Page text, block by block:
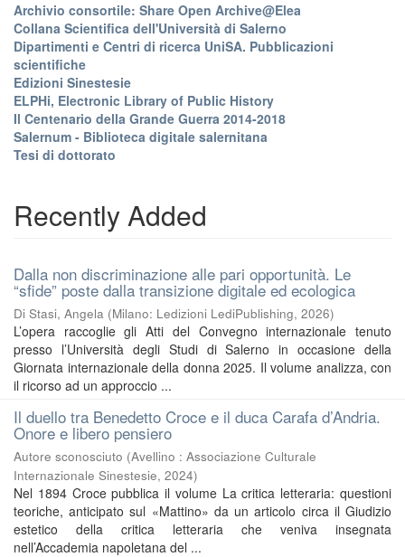
Archivio consortile: Share Open Archive@Elea
Collana Scientifica dell'Università di Salerno
Dipartimenti e Centri di ricerca UniSA. Pubblicazioni
scientifiche
Edizioni Sinestesie
ELPHi, Electronic Library of Public History
Il Centenario della Grande Guerra 2014-2018
Salernum - Biblioteca digitale salernitana
Tesi di dottorato
Recently Added
Dalla non discriminazione alle pari opportunità. Le
“sfide” poste dalla transizione digitale ed ecologica
Di Stasi, Angela (Milano: Ledizioni LediPublishing, 2026)
L’opera raccoglie gli Atti del Convegno internazionale tenuto
presso l’Università degli Studi di Salerno in occasione della
Giornata internazionale della donna 2025. Il volume analizza, con
il ricorso ad un approccio ...
Il duello tra Benedetto Croce e il duca Carafa d’Andria.
Onore e libero pensiero
Autore sconosciuto (Avellino : Associazione Culturale
Internazionale Sinestesie, 2024)
Nel 1894 Croce pubblica il volume La critica letteraria: questioni
teoriche, anticipato sul «Mattino» da un articolo circa il Giudizio
estetico della critica letteraria che veniva insegnata
nell’Accademia napoletana del ...